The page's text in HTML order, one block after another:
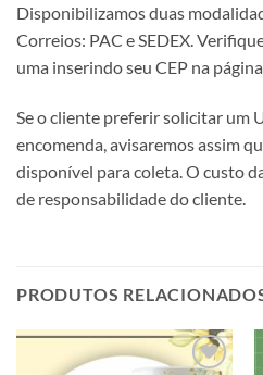
Disponibilizamos duas
Correios: PAC e SEDEX.
uma inserindo seu CEP na
Se o cliente preferir solicitar um
encomenda, avisaremos assim
disponível para coleta. O custo
de responsabilidade do cliente.
PRODUTOS